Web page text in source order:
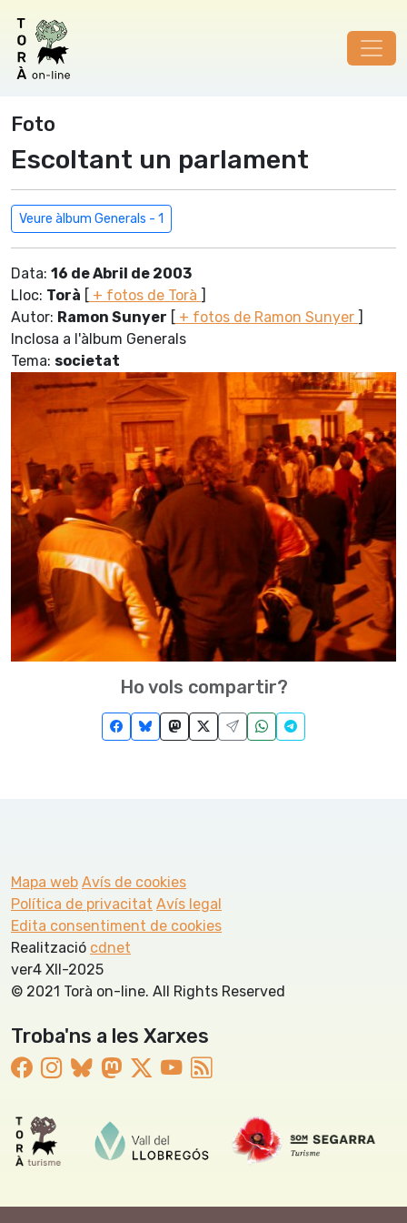
Foto
Escoltant un parlament
Veure àlbum Generals - 1
Data: 16 de Abril de 2003
Lloc: Torà [ + fotos de Torà ]
Autor: Ramon Sunyer [ + fotos de Ramon Sunyer ]
Inclosa a l'àlbum Generals
Tema: societat
Ho vols compartir?
Mapa web Avís de cookies
Política de privacitat Avís legal
Edita consentiment de cookies
Realització cdnet
ver4 XII-2025
© 2021 Torà on-line. All Rights Reserved
Troba'ns a les Xarxes